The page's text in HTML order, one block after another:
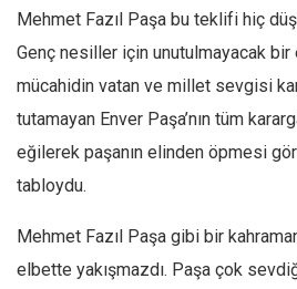
Mehmet Fazıl Paşa bu teklifi hiç
Genç nesiller için unutulmayacak
mücahidin vatan ve millet sevgisi
tutamayan Enver Paşa’nın tüm
eğilerek paşanın elinden öpmesi
tabloydu.
Mehmet Fazıl Paşa gibi bir
elbette yakışmazdı. Paşa çok